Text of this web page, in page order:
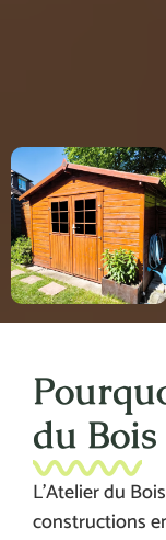
du
L’Atelier du
constructions